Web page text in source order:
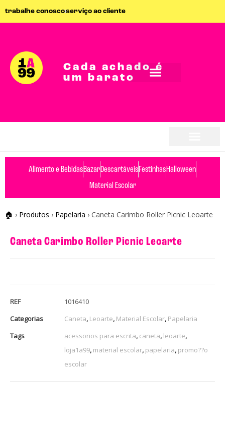
trabalhe conoscoserviço ao cliente
Cada achado é
um barato
Alimento e BebidasBazarDescartáveisFestinhasHalloween
Material Escolar
🏠 › Produtos › Papelaria › Caneta Carimbo Roller Picnic Leoarte
Caneta Carimbo Roller Picnic Leoarte
REF
1016410
Categorias
Caneta, Leoarte, Material Escolar, Papelaria
Tags
acessorios para escrita, caneta, leoarte,
loja1a99, material escolar, papelaria, promo??o
escolar